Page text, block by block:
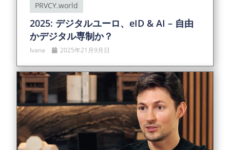
PRVCY.world
2025: デジタルユーロ、eID & AI – 自由
かデジタル専制か？
Ivana 2025年21月9月日